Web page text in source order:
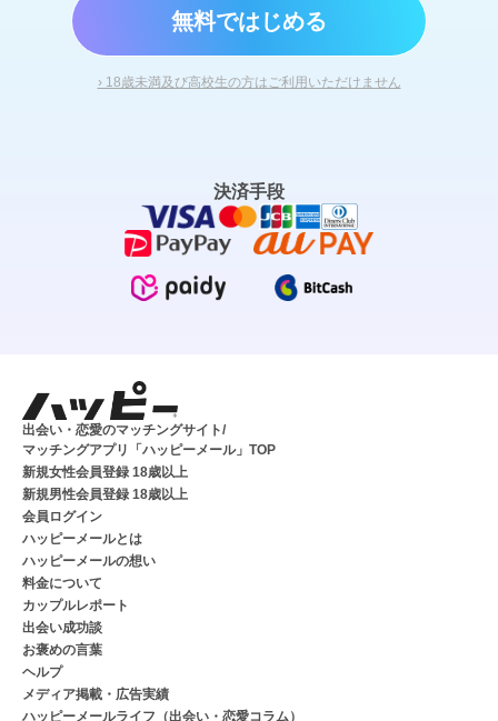
無料ではじめる
› 18歳未満及び高校生の方はご利用いただけません
決済手段
出会い・恋愛のマッチングサイト/
マッチングアプリ「ハッピーメール」TOP
新規女性会員登録 18歳以上
新規男性会員登録 18歳以上
会員ログイン
ハッピーメールとは
ハッピーメールの想い
料金について
カップルレポート
出会い成功談
お褒めの言葉
ヘルプ
メディア掲載・広告実績
ハッピーメールライフ（出会い・恋愛コラム）